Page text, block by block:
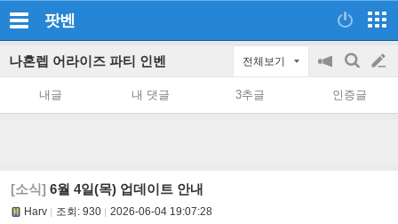
팟벤
나혼렙 어라이즈 파티 인벤 전체보기
공
on/off
검
색
글
쓰
내글 내 댓글 3추글 인증글
[소식] 6월 4일(목) 업데이트 안내
Harv 조회: 930 2026-06-04 19:07:28